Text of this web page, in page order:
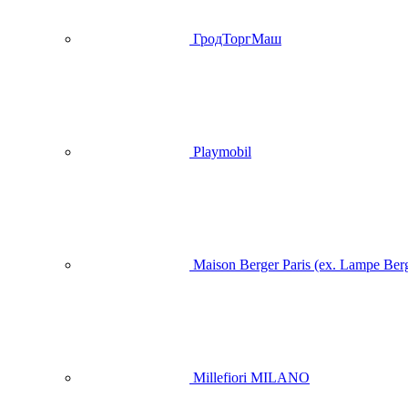
ГродТоргМаш
Playmobil
Maison Berger Paris (ex. Lampe
Millefiori MILANO